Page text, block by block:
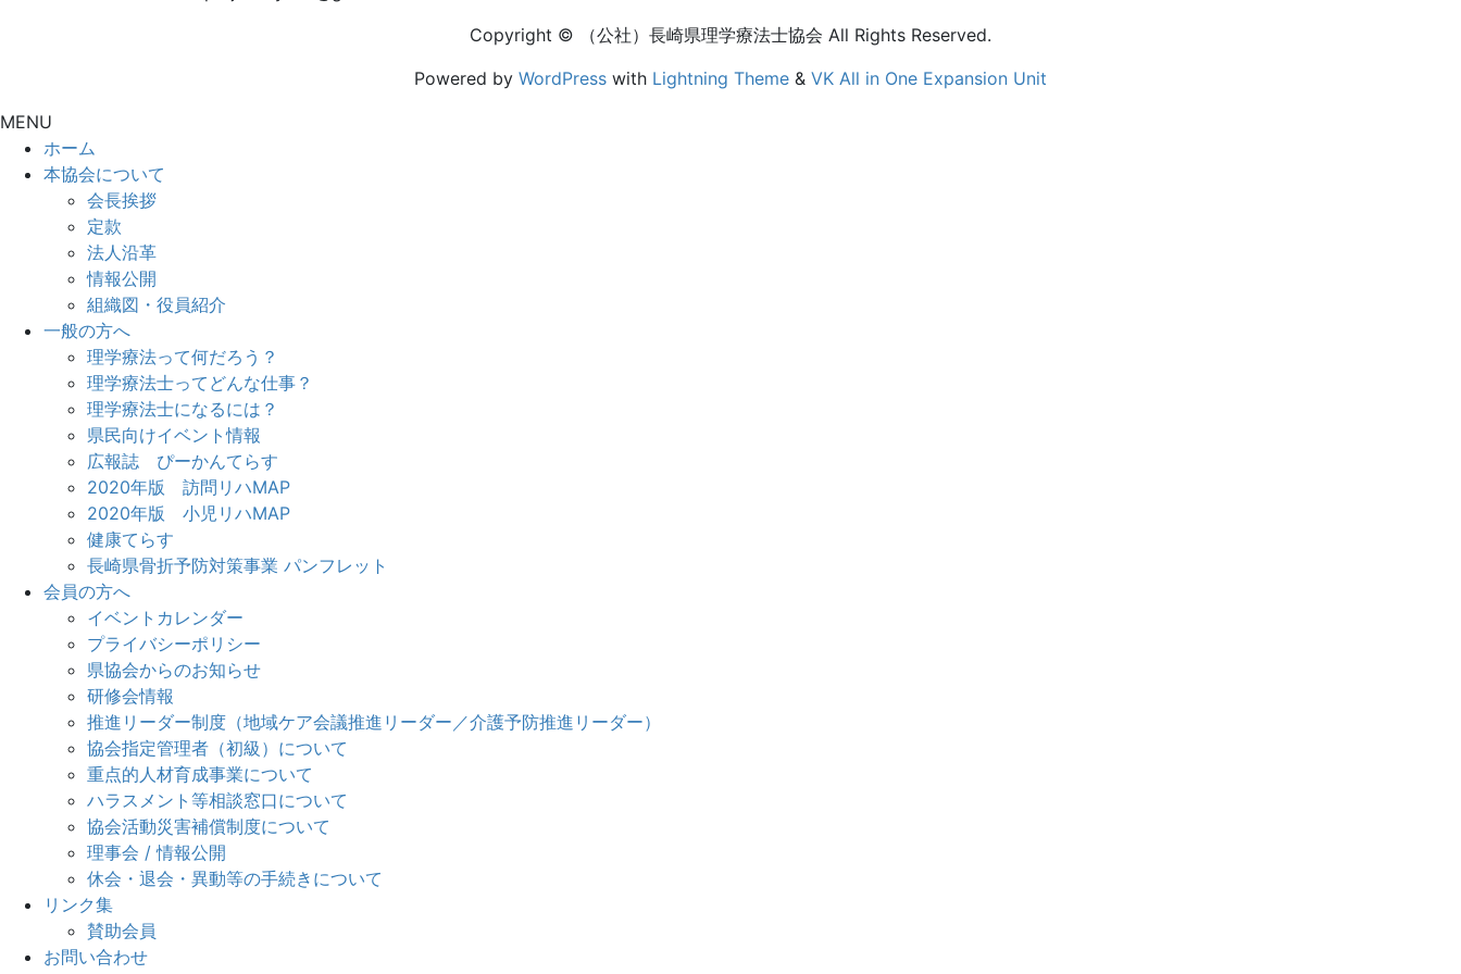
Copyright © （公社）長崎県理学療法士協会 All Rights Reserved.
Powered by WordPress with Lightning Theme & VK All in One Expansion Unit
MENU
ホーム
本協会について
会長挨拶
定款
法人沿革
情報公開
組織図・役員紹介
一般の方へ
理学療法って何だろう？
理学療法士ってどんな仕事？
理学療法士になるには？
県民向けイベント情報
広報誌 ぴーかんてらす
2020年版 訪問リハMAP
2020年版 小児リハMAP
健康てらす
長崎県骨折予防対策事業 パンフレット
会員の方へ
イベントカレンダー
プライバシーポリシー
県協会からのお知らせ
研修会情報
推進リーダー制度（地域ケア会議推進リーダー／介護予防推進リーダー）
協会指定管理者（初級）について
重点的人材育成事業について
ハラスメント等相談窓口について
協会活動災害補償制度について
理事会 / 情報公開
休会・退会・異動等の手続きについて
リンク集
賛助会員
お問い合わせ